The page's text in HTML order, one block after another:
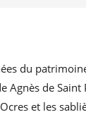
du
Agnès de
et les